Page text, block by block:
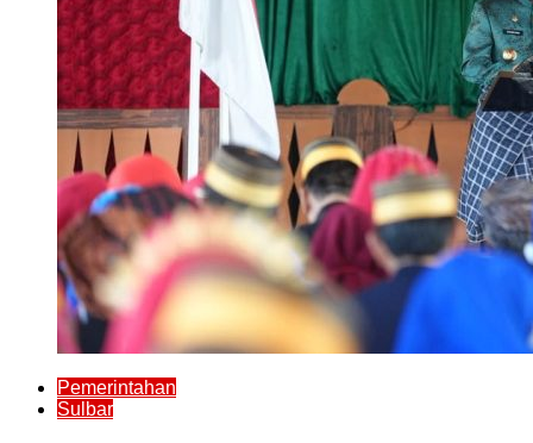
Pemerintahan
Sulbar